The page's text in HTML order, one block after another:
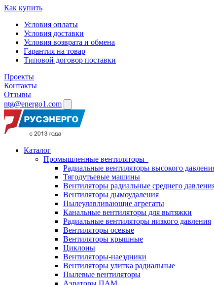
Как купить
Условия оплаты
Условия доставки
Условия возврата и обмена
Гарантия на товар
Типовой договор поставки
Проекты
Контакты
Отзывы
ntg@energo1.com
Каталог
Промышленные вентиляторы
Радиальные вентиляторы высокого
Тягодутьевые машины
Вентиляторы радиальные среднего
Вентиляторы дымоудаления
Пылеулавливающие агрегаты
Канальные вентиляторы для вытяжки
Радиальные вентиляторы низкого давления
Вентиляторы осевые
Вентиляторы крышные
Циклоны
Вентиляторы-наездники
Вентиляторы улитка радиальные
Пылевые вентиляторы
Аэраторы ПАМ